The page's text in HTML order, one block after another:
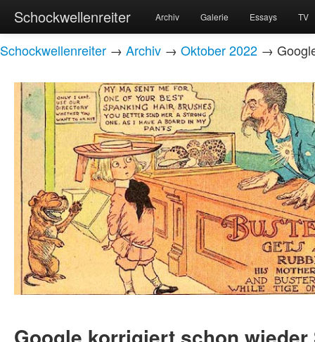
Schockwellenreiter Archiv Galerie Essays TV
Schockwellenreiter → Archiv → Oktober 2022 →